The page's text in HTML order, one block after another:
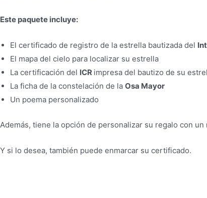
Este paquete incluye:
El certificado de registro de la estrella bautizada del
El mapa del cielo para localizar su estrella
La certificación del ICR impresa del bautizo de su
La ficha de la constelación de la Osa Mayor
Un poema personalizado
Además, tiene la opción de personalizar su regalo con
Y si lo desea, también puede enmarcar su certificado.